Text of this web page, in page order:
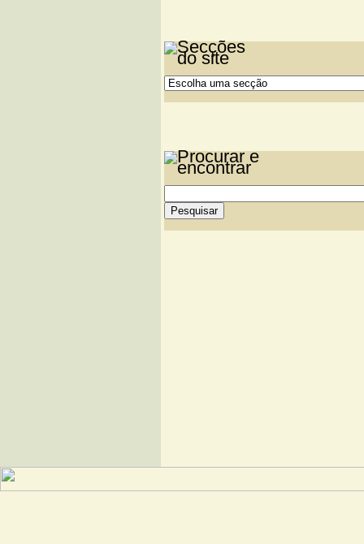
horizonte de Deus -